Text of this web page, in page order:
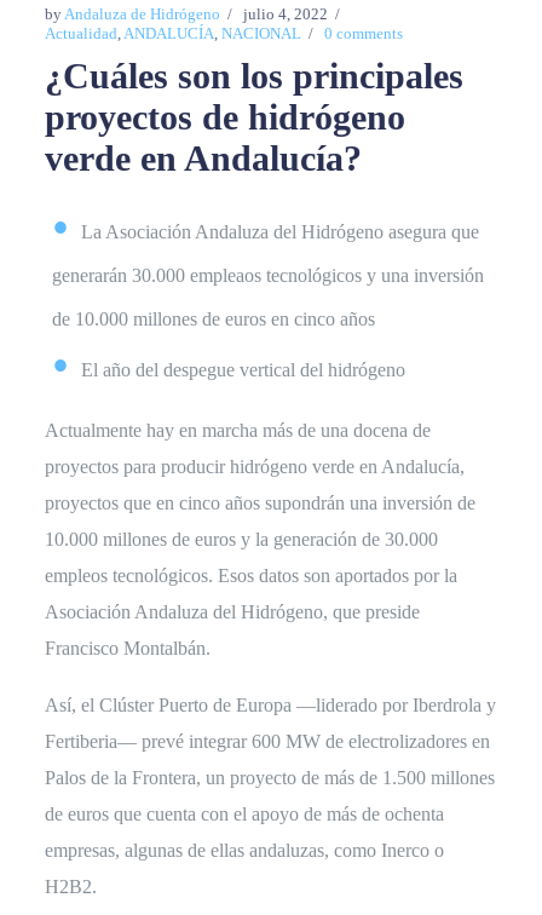
byAndaluza de Hidrógeno
julio 4, 2022
Actualidad,ANDALUCÍA,NACIONAL 0 comments
¿Cuáles son los principales
proyectos de hidrógeno
verde en Andalucía?
La Asociación Andaluza del Hidrógeno asegura que
generarán 30.000 empleaos tecnológicos y una inversión
de 10.000 millones de euros en cinco años
El año del despegue vertical del hidrógeno
Actualmente hay en marcha más de una docena de
proyectos para producir hidrógeno verde en Andalucía,
proyectos que en cinco años supondrán una inversión de
10.000 millones de euros y la generación de 30.000
empleos tecnológicos. Esos datos son aportados por la
Asociación Andaluza del Hidrógeno, que preside
Francisco Montalbán.
Así, el Clúster Puerto de Europa —liderado por Iberdrola y
Fertiberia— prevé integrar 600 MW de electrolizadores en
Palos de la Frontera, un proyecto de más de 1.500 millones
de euros que cuenta con el apoyo de más de ochenta
empresas, algunas de ellas andaluzas, como Inerco o
H2B2.